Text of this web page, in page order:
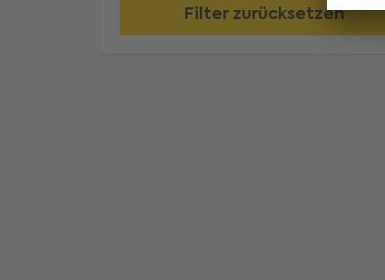
Filter zurücksetzen